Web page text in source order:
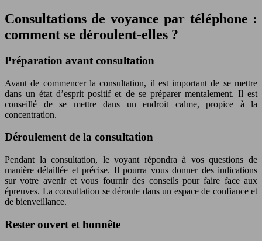
Consultations de voyance par téléphone :
comment se déroulent-elles ?
Préparation avant consultation
Avant de commencer la consultation, il est important de se mettre
dans un état d’esprit positif et de se préparer mentalement. Il est
conseillé de se mettre dans un endroit calme, propice à la
concentration.
Déroulement de la consultation
Pendant la consultation, le voyant répondra à vos questions de
manière détaillée et précise. Il pourra vous donner des indications
sur votre avenir et vous fournir des conseils pour faire face aux
épreuves. La consultation se déroule dans un espace de confiance et
de bienveillance.
Rester ouvert et honnête